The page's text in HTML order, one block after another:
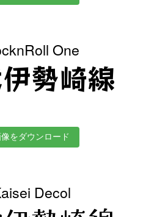
One
勢崎線
をダウンロード
Decol